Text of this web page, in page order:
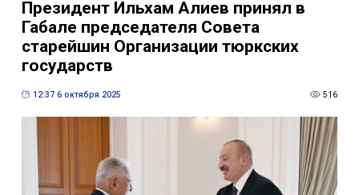
Президент Ильхам Алиев принял в
Габале председателя Совета
старейшин Организации тюркских
государств
12:37 6 октября 2025 516